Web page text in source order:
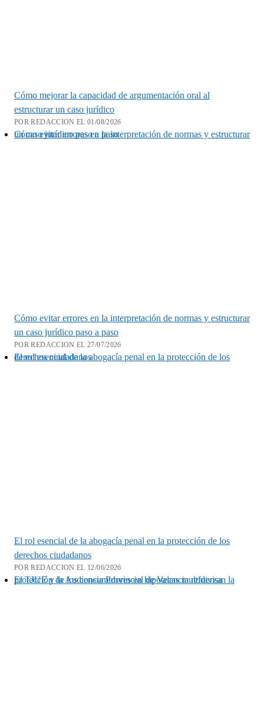
Cómo mejorar la capacidad de argumentación oral al
estructurar un caso jurídico
POR REDACCION EL 01/08/2026
Cómo evitar errores en la interpretación de normas y estructurar un caso jurídico paso a paso
Cómo evitar errores en la interpretación de normas y estructurar
un caso jurídico paso a paso
POR REDACCION EL 27/07/2026
El rol esencial de la abogacía penal en la protección de los derechos ciudadanos
El rol esencial de la abogacía penal en la protección de los
derechos ciudadanos
POR REDACCION EL 12/06/2026
El TJUE y la Audiencia Provincial de Valencia refuerzan la protección de los consumidores en hipotecas multidivisa